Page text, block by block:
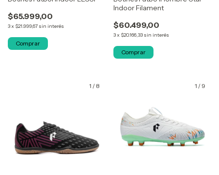
$65.999,00
3x $21.999,67 sin interés
Comprar
Indoor Filament
$60.499,00
3x $20.166,33 sin interés
Comprar
1 / 8 1 / 9